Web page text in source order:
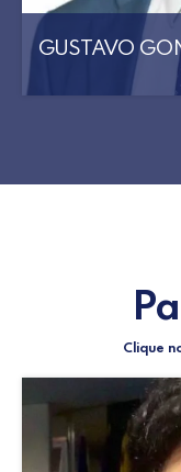
GUSTAVO
Clique